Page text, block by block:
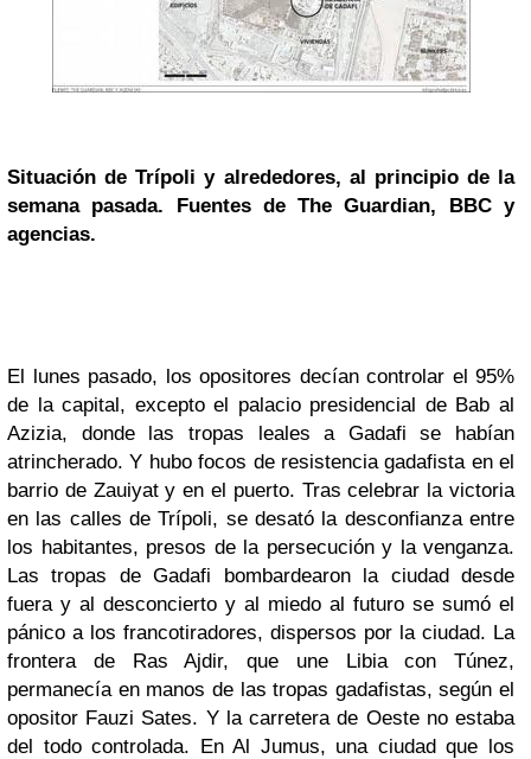
Situación de Trípoli y alrededores, al principio de la
semana pasada. Fuentes de The Guardian, BBCy
agencias.
El lunes pasado, los opositores decían controlar el 95%
de la capital, excepto el palacio presidencial de Bab al
Azizia, donde las tropas leales a Gadafi se habían
atrincherado. Y hubo focos de resistencia gadafista en el
barrio de Zauiyat y en el puerto. Tras celebrar la victoria
en las calles de Trípoli, se desató la desconfianza entre
los habitantes, presos de la persecución y la venganza.
Las tropas de Gadafi bombardearon la ciudad desde
fuera y al desconcierto y al miedo al futuro se sumó el
pánico a los francotiradores, dispersos por la ciudad. La
frontera de Ras Ajdir, que une Libia con Túnez,
permanecía en manos de las tropas gadafistas, según el
opositor Fauzi Sates. Y la carretera de Oeste no estaba
del todo controlada. En Al Jumus, una ciudad que los